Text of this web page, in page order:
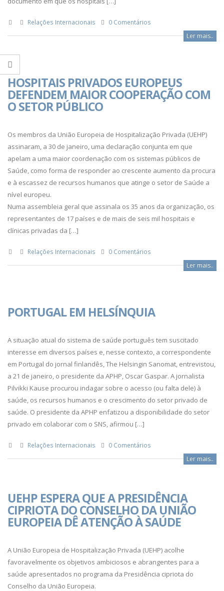
Relações Internacionais 0 Comentários
Ler mais..
HOSPITAIS PRIVADOS EUROPEUS
DEFENDEM MAIOR COOPERAÇÃO COM
O SETOR PÚBLICO
Os membros da União Europeia de Hospitalização Privada (UEHP)
assinaram, a 30 de janeiro, uma declaração conjunta em que
apelam a uma maior coordenação com os sistemas públicos de
Saúde, como forma de responder ao crescente aumento da procura
e à escassez de recursos humanos que atinge o setor de Saúde a
nível europeu.
Numa assembleia geral que assinala os 35 anos da organização, os
representantes de 17 países e de mais de seis mil hospitais e
clínicas privadas da […]
Relações Internacionais 0 Comentários
Ler mais..
PORTUGAL EM HELSÍNQUIA
A situação atual do sistema de saúde português tem suscitado
interesse em diversos países e, nesse contexto, a correspondente
em Portugal do jornal finlandês, The Helsingin Sanomat, entrevistou,
a 21 de janeiro, o presidente da APHP, Oscar Gaspar. A jornalista
Pilvikki Kause procurou indagar sobre o acesso (ou falta dele) à
saúde, os recursos humanos e o crescimento do setor privado de
saúde. O presidente da APHP enfatizou a disponibilidade do setor
privado em colaborar com o SNS, afirmou […]
Relações Internacionais 0 Comentários
Ler mais..
UEHP ESPERA QUE A PRESIDÊNCIA
CIPRIOTA DO CONSELHO DA UNIÃO
EUROPEIA DÊ ATENÇÃO À SAÚDE
A União Europeia de Hospitalização Privada (UEHP) acolhe
favoravelmente os objetivos ambiciosos e abrangentes para a
saúde apresentados no programa da Presidência cipriota do
Conselho da União Europeia.